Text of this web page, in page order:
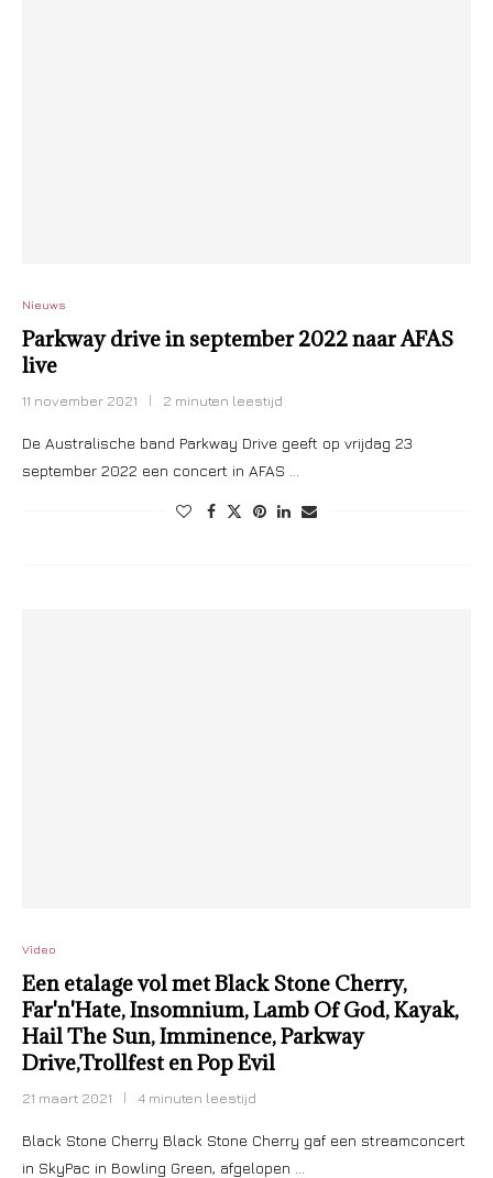
Nieuws
Parkway drive in september 2022 naar AFAS
live
11 november 2021 2 minuten leestijd
De Australische band Parkway Drive geeft op vrijdag 23
september 2022 een concert in AFAS …
Video
Een etalage vol met Black Stone Cherry,
Far'n'Hate, Insomnium, Lamb Of God, Kayak,
Hail The Sun, Imminence, Parkway
Drive,Trollfest en Pop Evil
21 maart 2021 4 minuten leestijd
Black Stone Cherry Black Stone Cherry gaf een streamconcert
in SkyPac in Bowling Green, afgelopen …